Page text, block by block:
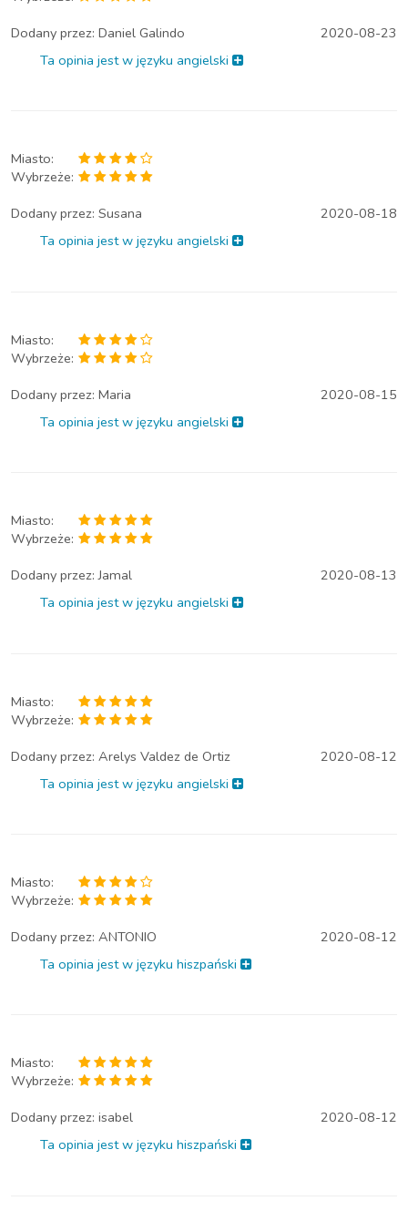
Dodany przez: Daniel Galindo
2020-08-23
Ta opinia jest w języku angielski
Miasto:
Wybrzeże:
Dodany przez: Susana
2020-08-18
Ta opinia jest w języku angielski
Miasto:
Wybrzeże:
Dodany przez: Maria
2020-08-15
Ta opinia jest w języku angielski
Miasto:
Wybrzeże:
Dodany przez:Jamal
2020-08-13
Ta opinia jest w języku angielski
Miasto:
Wybrzeże:
Dodany przez: Arelys Valdez de Ortiz
2020-08-12
Ta opinia jest w języku angielski
Miasto:
Wybrzeże:
Dodany przez: ANTONIO
2020-08-12
Ta opinia jest w języku hiszpański
Miasto:
Wybrzeże:
Dodany przez: isabel
2020-08-12
Ta opinia jest w języku hiszpański